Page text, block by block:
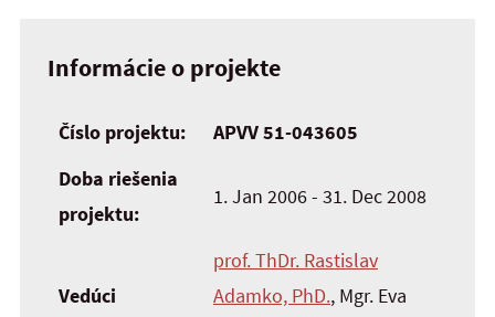
Informácie o projekte
Číslo projektu:
APVV 51-043605
Doba riešenia
projektu:
1. Jan 2006 - 31. Dec 2008
Vedúci
prof. ThDr. Rastislav
Adamko, PhD., Mgr. Eva